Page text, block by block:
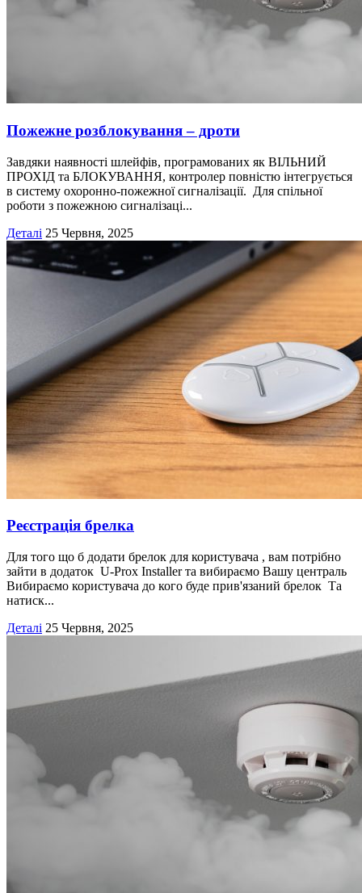
Пожежне розблокування – дроти
Завдяки наявності шлейфів, програмованих як ВІЛЬНИЙ
ПРОХІД та БЛОКУВАННЯ, контролер повністю інтегрується
в систему охоронно-пожежної сигналізації. Для спільної
роботи з пожежною сигналізаці...
Деталі 25 Червня, 2025
Реєстрація брелка
Для того що б додати брелок для користувача , вам потрібно
зайти в додаток U-Prox Installer та вибираємо Вашу централь
Вибираємо користувача до кого буде прив'язаний брелок Та
натиск...
Деталі 25 Червня, 2025